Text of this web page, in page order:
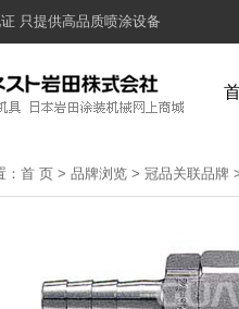
只提供高品质喷涂设备
首 页 > 品牌浏览 > 冠品关联品牌